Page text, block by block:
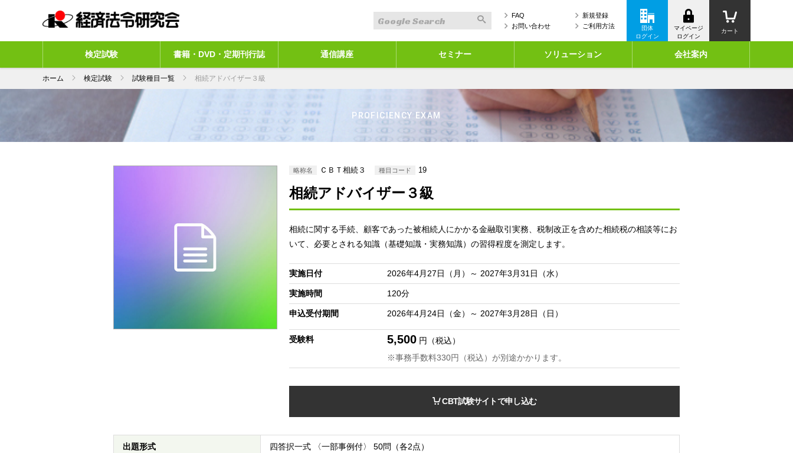
検定試験 書籍・DVD・定期刊行誌 通信講座 セミナー ソリューション 会社案内
カート
マイページ
ログイン
団体
ログイン
新規登録
ご利用方法
FAQ
お問い合わせ
ホーム 検定試験 試験種目一覧 相続アドバイザー３級
PROFICIENCY EXAM
略称名 ＣＢＴ相続３ 種目コード 19
相続アドバイザー３級
相続に関する手続、顧客であった被相続人にかかる金融取引実務、税制改正を含めた相続税の相談等にお
いて、必要とされる知識（基礎知識・実務知識）の習得程度を測定します。
実施日付 2026年4月27日（月）～ 2027年3月31日（水）
実施時間 120分
申込受付期間 2026年4月24日（金）～ 2027年3月28日（日）
受験料 5,500円（税込）
※事務手数料330円（税込）が別途かかります。
CBT試験サイトで申し込む
出題形式 四答択一式 〈一部事例付〉 50問（各2点）